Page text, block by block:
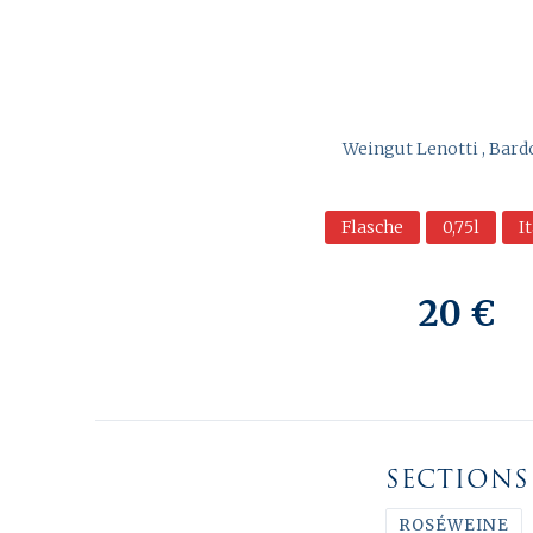
Weingut Lenotti ,
Flasche 0,75l
20 €
SECTIONS
ROSÉWEINE